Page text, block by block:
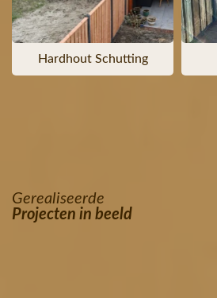
Hardhout Schutting
Gerealiseerde
Projecten in beeld